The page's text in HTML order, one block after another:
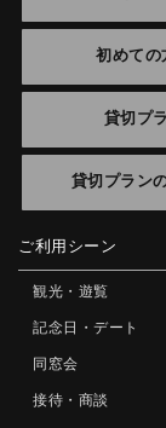
初めての
貸切プ
貸切プラン
ご利用シーン
観光・遊覧
記念日・デート
同窓会
接待・商談